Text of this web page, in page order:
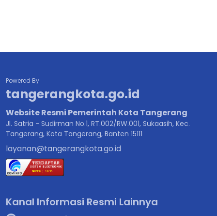
Powered By
tangerangkota.go.id
Website Resmi Pemerintah Kota Tangerang
Jl. Satria - Sudirman No.1, RT.002/RW.001, Sukaasih, Kec.
Tangerang, Kota Tangerang, Banten 15111
layanan@tangerangkota.go.id
Kanal Informasi Resmi Lainnya